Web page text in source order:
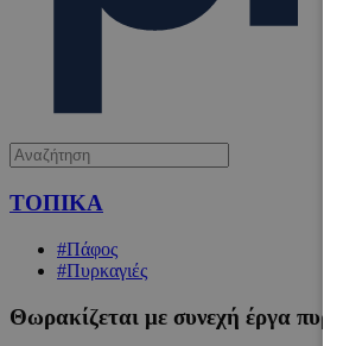
ΤΟΠΙΚΑ
#Πάφος
#Πυρκαγιές
Θωρακίζεται με συνεχή έργα